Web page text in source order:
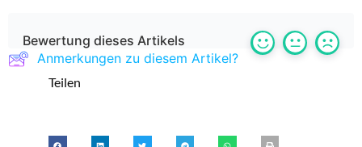
Bewertung dieses Artikels
Anmerkungen zu diesem Artikel?
Teilen